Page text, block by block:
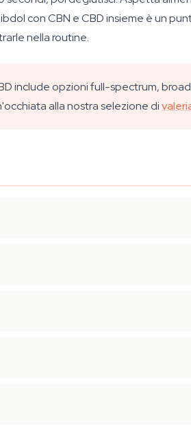
con CBN e CBD insieme è un
nella routine.
include opzioni full-spectrum,
alla nostra selezione di